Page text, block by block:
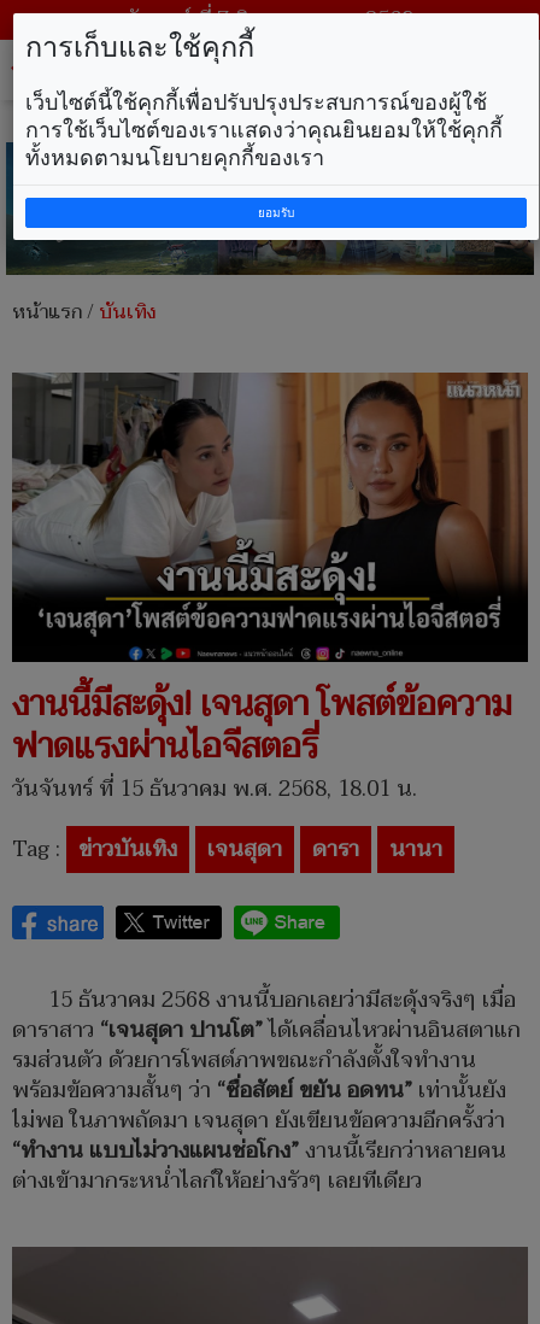
วันศุกร์ ที่ 7 สิงหาคม พ.ศ. 2569
หน้าแรก/บันเทิง
งานนี้มีสะดุ้ง! เจนสุดา โพสต์ข้อความ
ฟาดแรงผ่านไอจีสตอรี่
วันจันทร์ ที่ 15 ธันวาคม พ.ศ. 2568, 18.01 น.
Tag : ข่าวบันเทิง เจนสุดา ดารา นานา
15 ธันวาคม 2568 งานนี้บอกเลยว่ามีสะดุ้งจริงๆ เมื่อ
ดาราสาว “เจนสุดา ปานโต”ได้เคลื่อนไหวผ่านอินสตาแก
รมส่วนตัว ด้วยการโพสต์ภาพขณะกำลังตั้งใจทำงาน
พร้อมข้อความสั้นๆ ว่า “ซื่อสัตย์ ขยัน อดทน”เท่านั้นยัง
ไม่พอ ในภาพถัดมา เจนสุดา ยังเขียนข้อความอีกครั้งว่า
“ทำงาน แบบไม่วางแผนช่อโกง”งานนี้เรียกว่าหลายคน
ต่างเข้ามากระหน่ำไลก์ให้อย่างรัวๆ เลยทีเดียว
การเก็บและใช้คุกกี้
เว็บไซต์นี้ใช้คุกกี้เพื่อปรับปรุงประสบการณ์ของผู้ใช้
การใช้เว็บไซต์ของเราแสดงว่าคุณยินยอมให้ใช้คุกกี้
ทั้งหมดตามนโยบายคุกกี้ของเรา
ยอมรับ